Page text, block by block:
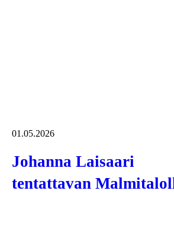
01.05.2026
Johanna Laisaari
tentattavan